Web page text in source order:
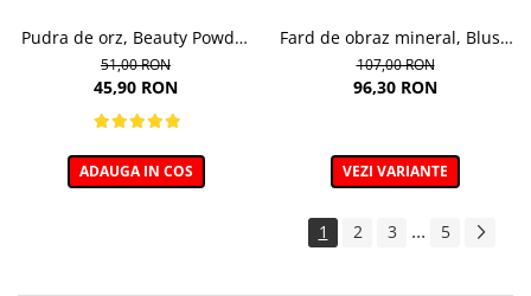
Pudra de orz, Beauty Powder
Barley - 10g
51,00 RON
45,90 RON
ADAUGA IN COS
Fard de obraz mineral, Blush
nuanta 302C Mallow - 6g
107,00 RON
96,30 RON
VEZI VARIANTE
1 2 3 ... 5